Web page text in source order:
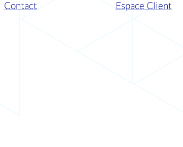
Contact Espace Client